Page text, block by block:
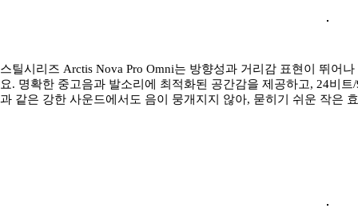
스틸시리즈 Arctis Nova Pro Omni는 방향성과 거리감 표현이 뛰어
요. 명확한 중고음과 발소리에 최적화된 공간감을 제공하고, 24비
과 같은 강한 사운드에서도 음이 뭉개지지 않아, 묻히기 쉬운 작은